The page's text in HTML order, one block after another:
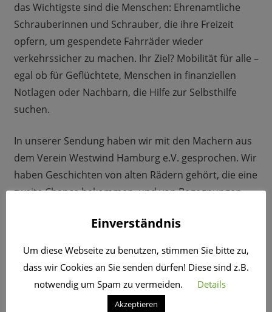
das Wichtigste sind die Menschen: Ehrenamtliche
Schrauberinnen und Schrauber, die ihre Freizeit
opfern, um gespendete Fahrräder wieder
verkehrssicher zu machen. Ihr Ziel? Mobilität für alle –
egal ob für Geflüchtete, Menschen in finanziellen
Notlagen oder Nachbarn, die Hilfe zur Selbsthilfe
suchen.
In unserer Sendung haben wir mit den Machern aus
dem Verein Westwind Hamburg e.V. gesprochen. Wir
haben Geschichten von alten Rädern gehört, die eine
zweite Chance bekommen, und von Begegnungen,
stattgefunden hätten. Zudem haben wir darüber
gesprochen, warum das Fahrrad so ein wichtiges
Symbol für Freiheit ist und was die Menschen
antreibt, jede Woche ihre Hände schmutzig zu
Einverständnis
Um diese Webseite zu benutzen, stimmen Sie bitte zu,
dass wir Cookies an Sie senden dürfen! Diese sind z.B.
notwendig um Spam zu vermeiden.
Details
Akzeptieren